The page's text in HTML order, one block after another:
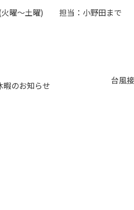
曜～土曜) 担当：小野田まで
暇のお知らせ
台風